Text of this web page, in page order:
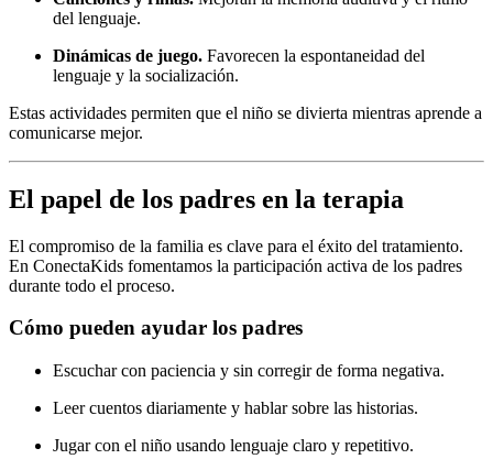
del lenguaje.
Dinámicas de juego. Favorecen la espontaneidad del
lenguaje y la socialización.
Estas actividades permiten que el niño se divierta mientras aprende a
comunicarse mejor.
El papel de los padres en la terapia
El compromiso de la familia es clave para el éxito del tratamiento.
En ConectaKids fomentamos la participación activa de los padres
durante todo el proceso.
Cómo pueden ayudar los padres
Escuchar con paciencia y sin corregir de forma negativa.
Leer cuentos diariamente y hablar sobre las historias.
Jugar con el niño usando lenguaje claro y repetitivo.